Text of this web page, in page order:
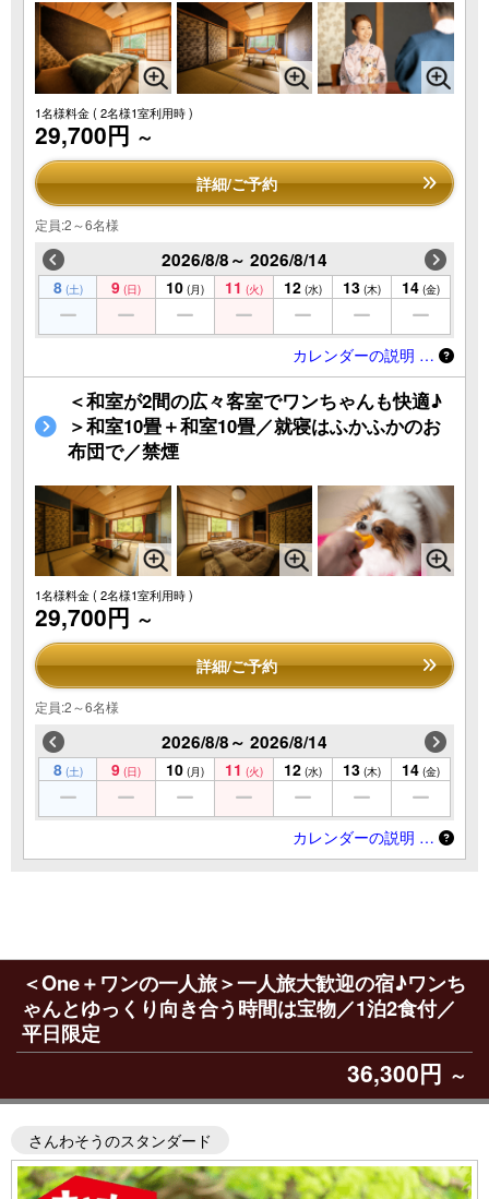
1名様料金( 2名様1室利用時 )
29,700円 ～
詳細/ご予約
定員:2～6名様
2026/8/8～ 2026/8/14
8 (土) 9 (日) 10 (月) 11 (火) 12 (水) 13 (木) 14 (金)
カレンダーの説明 …
＜和室が2間の広々客室でワンちゃんも快適♪
＞和室10畳＋和室10畳／就寝はふかふかのお
布団で／禁煙
1名様料金( 2名様1室利用時 )
29,700円 ～
詳細/ご予約
定員:2～6名様
2026/8/8～ 2026/8/14
8 (土) 9 (日) 10 (月) 11 (火) 12 (水) 13 (木) 14 (金)
カレンダーの説明 …
＜One＋ワンの一人旅＞一人旅大歓迎の宿♪ワンち
ゃんとゆっくり向き合う時間は宝物／1泊2食付／
平日限定
36,300円 ～
さんわそうのスタンダード